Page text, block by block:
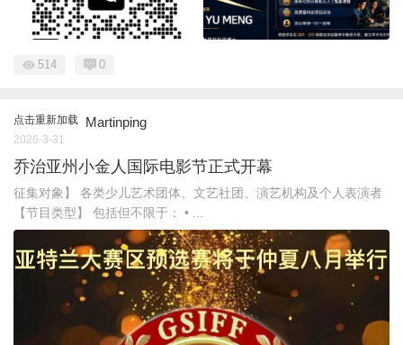
514 0
点击重新加载 Martinping
2026-3-31
乔治亚州小金人国际电影节正式开幕
征集对象】 各类少儿艺术团体、文艺社团、演艺机构及个人表演者
【节目类型】 包括但不限于： • ...